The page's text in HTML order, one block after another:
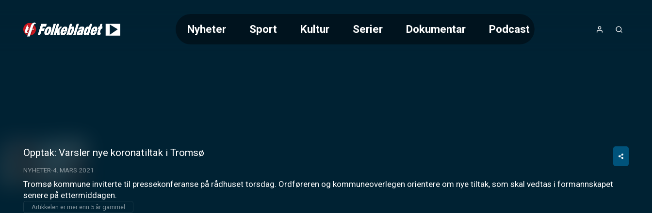
Nyheter Sport Kultur Serier Dokumentar Podcast
Opptak: Varsler nye koronatiltak i Tromsø
NYHETER 4. MARS 2021
Tromsø kommune inviterte til pressekonferanse på rådhuset torsdag. Ordføreren og kommuneoverlegen orientere om nye tiltak, som skal vedtas i formannskapet
senere på ettermiddagen.
Artikkelen er mer enn 5 år gammel